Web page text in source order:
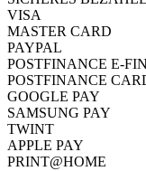
VISA
MASTER CARD
PAYPAL
POSTFINANCE E-
POSTFINANCE
GOOGLE PAY
SAMSUNG PAY
TWINT
APPLE PAY
PRINT@HOME